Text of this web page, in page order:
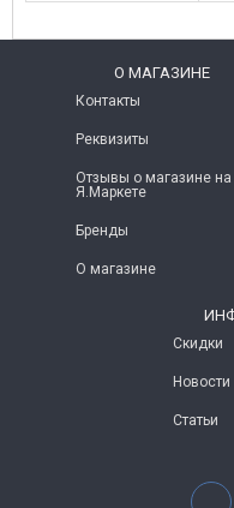
O МАГАЗИНЕ
Контакты
Реквизиты
Отзывы о магазине на
Я.Маркете
Бренды
О магазине
Скидки
Новости
Статьи